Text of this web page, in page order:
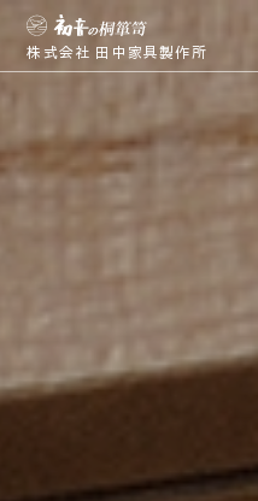
株式会社 田中家具製作所